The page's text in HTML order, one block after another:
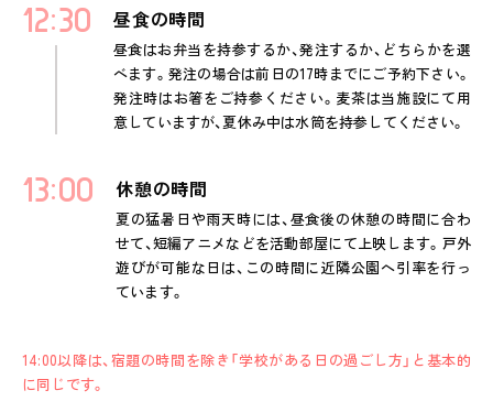
12 30 昼食の時間
昼食はお弁当を持参するか、発注するか、どちらかを選
べます。発注の場合は前日の17時までにご予約下さい。
発注時はお箸をご持参ください。麦茶は当施設にて用
意していますが、夏休み中は水筒を持参してください。
13 00 休憩の時間
夏の猛暑日や雨天時には、昼食後の休憩の時間に合わ
せて、短編アニメなどを活動部屋にて上映します。戸外
遊びが可能な日は、この時間に近隣公園へ引率を行っ
ています。
14:00以降は、宿題の時間を除き「学校がある日の過ごし方」と基本的
に同じです。